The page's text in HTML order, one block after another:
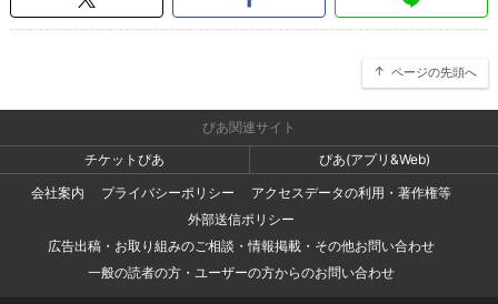
ページの先頭へ
ぴあ関連サイト
チケットぴあ
ぴあ(アプリ&Web)
会社案内
プライバシーポリシー
アクセスデータの利用・著作権等
外部送信ポリシー
広告出稿・お取り組みのご相談・情報掲載・その他お問い合わせ
一般の読者の方・ユーザーの方からのお問い合わせ